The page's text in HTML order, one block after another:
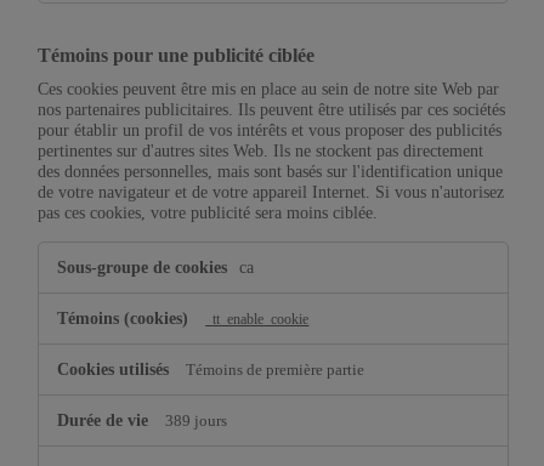
Témoins pour une publicité ciblée
Ces cookies peuvent être mis en place au sein de notre site Web par
nos partenaires publicitaires. Ils peuvent être utilisés par ces sociétés
pour établir un profil de vos intérêts et vous proposer des publicités
pertinentes sur d'autres sites Web. Ils ne stockent pas directement
des données personnelles, mais sont basés sur l'identification unique
de votre navigateur et de votre appareil Internet. Si vous n'autorisez
pas ces cookies, votre publicité sera moins ciblée.
pour
publicité
ca
_tt_enable_cookie
Témoins de première partie
389 jours